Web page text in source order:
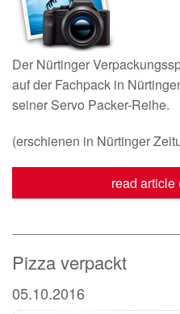
Der Nürtinger
auf der Fachpack in
seiner Servo Packer-Reihe.
(erschienen in Nürtinger
read article
Pizza verpackt
05.10.2016